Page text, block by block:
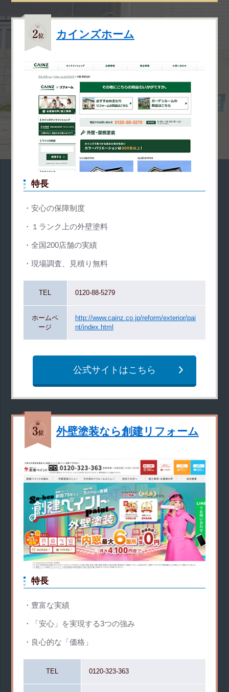
カインズホーム
特長
安心の保障制度
１ランク上の外壁塗料
全国200店舗の実績
現場調査、見積り無料
TEL 0120-88-5279
ホームペ
ージ
http://www.cainz.co.jp/reform/exterior/pai
nt/index.html
公式サイトはこちら
外壁塗装なら創建リフォーム
特長
豊富な実績
「安心」を実現する3つの強み
良心的な「価格」
TEL 0120-323-363